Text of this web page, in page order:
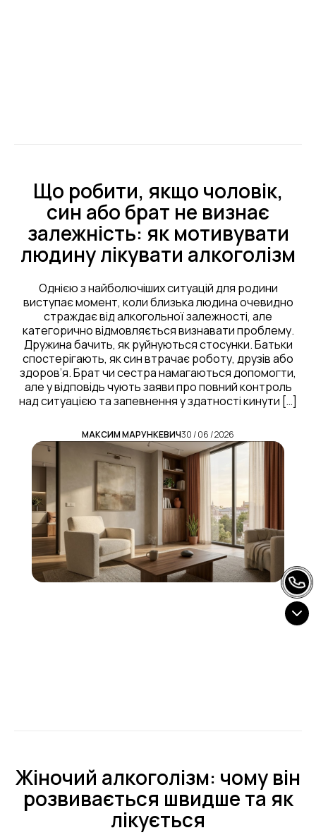
Що робити, якщо чоловік,
син або брат не визнає
залежність: як мотивувати
людину лікувати алкоголізм
Однією з найболючіших ситуацій для родини
виступає момент, коли близька людина очевидно
страждає від алкогольної залежності, але
категорично відмовляється визнавати проблему.
Дружина бачить, як руйнуються стосунки. Батьки
спостерігають, як син втрачає роботу, друзів або
здоров’я. Брат чи сестра намагаються допомогти,
але у відповідь чують заяви про повний контроль
над ситуацією та запевнення у здатності кинути […]
МАКСИМ МАРУНКЕВИЧ30 / 06 / 2026
Жіночий алкоголізм: чому він
розвивається швидше та як
лікується